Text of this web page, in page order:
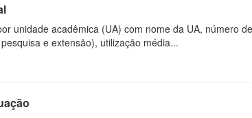
unidade acadêmica (UA) com nome da UA, número
e extensão), utilização média...